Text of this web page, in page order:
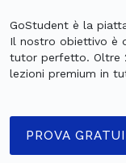
GoStudent è la
Il nostro obiettivo è
tutor perfetto. Oltre
lezioni premium in
PROVA